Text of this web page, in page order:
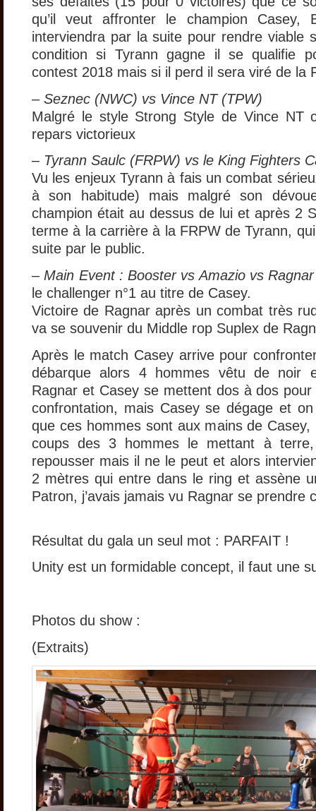
qu’il veut affronter le champion Casey,
interviendra par la suite pour rendre viable
condition si Tyrann gagne il se qualifie
contest 2018 mais si il perd il sera viré de la
– Seznec (NWC) vs Vince NT (TPW)
Malgré le style Strong Style de Vince NT
repars victorieux
– Tyrann Saulc (FRPW) vs le King Fighters
Vu les enjeux Tyrann à fais un combat
à son habitude) mais malgré son
champion était au dessus de lui et après 2
terme à la carrière à la FRPW de Tyrann,
suite par le public.
– Main Event : Booster vs Amazio vs
le challenger n°1 au titre de Casey.
Victoire de Ragnar après un combat très
va se souvenir du Middle rop Suplex de
Après le match Casey arrive pour
débarque alors 4 hommes vêtu de noir
Ragnar et Casey se mettent dos à dos
confrontation, mais Casey se dégage et
que ces hommes sont aux mains de Casey,
coups des 3 hommes le mettant à
repousser mais il ne le peut et alors
2 mètres qui entre dans le ring et assène
Patron, j’avais jamais vu Ragnar se prendre
Résultat du gala un seul mot : PARFAIT !
Unity est un formidable concept, il faut une
Photos du show :
(Extraits)